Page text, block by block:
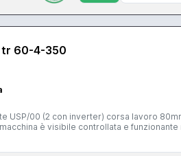
tr 60-4-350
USP/00 (2 con inverter) corsa lavoro
è visibile controllata e